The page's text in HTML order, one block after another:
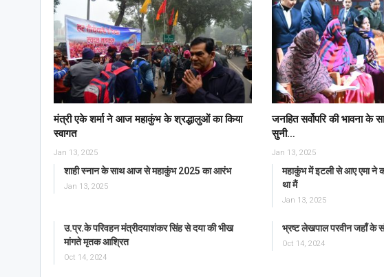
मंत्री एके शर्मा ने आज महाकुंभ के श्रद्धालुओं का किया
स्वागत
Jan 13, 2025
जनहित सर्वोपरि की भावना
सुनी…
Jan 13, 2025
शाही स्नान के साथ आज से महाकुंभ 2025 का आरंभ
Jan 13, 2025
महाकुंभ में इटली से आए एमा ने
था मैं
Jan 13, 2025
उ.प्र.के परिवहन मंत्रीदयाशंकर सिंह से दया की भीख
मांगते मृतक आश्रित
Oct 14, 2024
भ्रष्ट लेखपाल परवीन जहाँ के
Oct 14, 2024